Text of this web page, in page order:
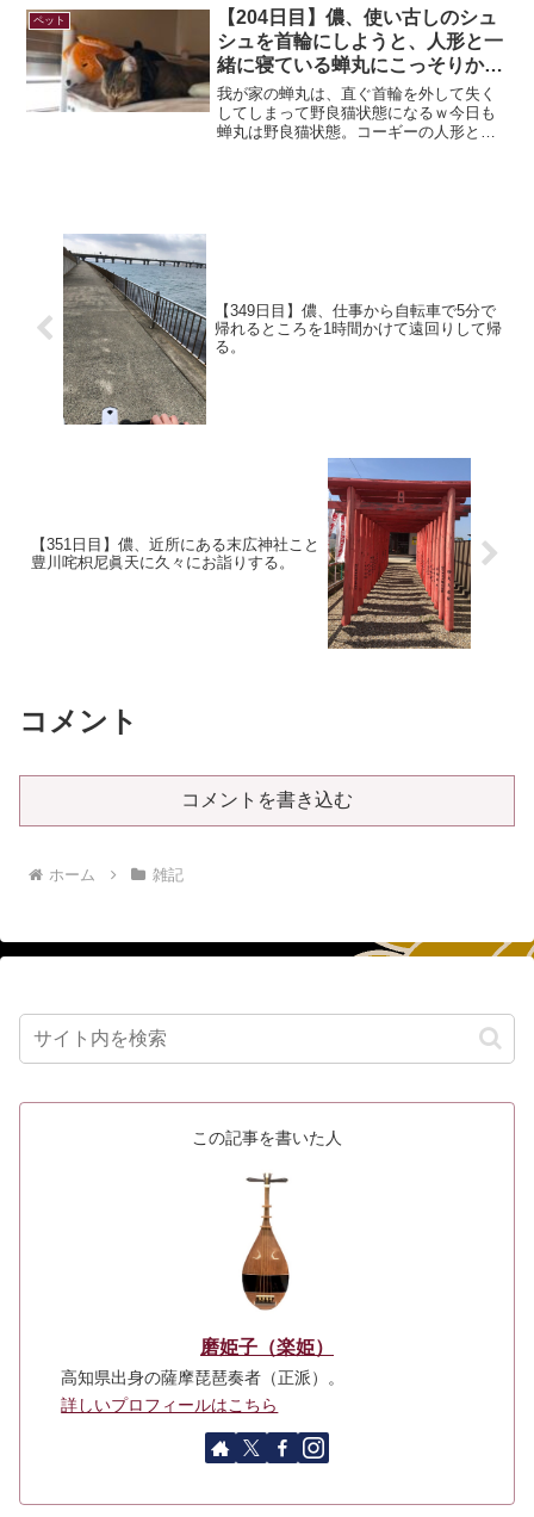
ちら↓そう。蝉丸は去年脱走しお隣の一人
暮らしのお爺さんの家の...
ペット
【204日目】儂、使い古しのシュ
シュを首輪にしようと、人形と一
緒に寝ている蝉丸にこっそりかけ
る。
我が家の蝉丸は、直ぐ首輪を外して失く
してしまって野良猫状態になるｗ今日も
蝉丸は野良猫状態。コーギーの人形と一
【349日目】儂、仕事から自転車で5分で
帰れるところを1時間かけて遠回りして帰
る。
【351日目】儂、近所にある末広神社こと
豊川咤枳尼眞天に久々にお詣りする。
コメント
コメントを書き込む
ホーム 雑記
この記事を書いた人
磨姫子（楽姫）
高知県出身の薩摩琵琶奏者（正派）。
詳しいプロフィールはこちら